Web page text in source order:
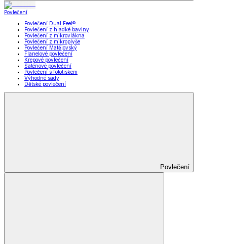
Povlečení
Povlečení Dual Feel®
Povlečení z hladké bavlny
Povlečení z mikrovlákna
Povlečení z mikroplyše
Povlečení Matějovský
Flanelové povlečení
Krepové povlečení
Saténové povlečení
Povlečení s fototiskem
Výhodné sady
Dětské povlečení
Povlečení